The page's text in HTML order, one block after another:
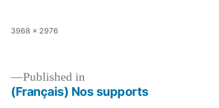
Full
3968 × 2976
Post
Published in
(Français) Nos supports